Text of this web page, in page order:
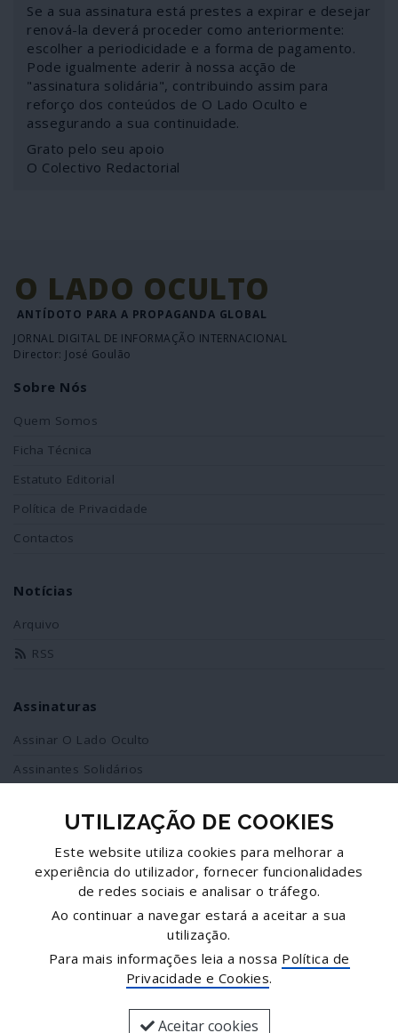
Se a sua assinatura está prestes a expirar e desejar
renová-la deverá proceder como anteriormente:
escolher a periodicidade e a forma de pagamento.
Pode igualmente aderir à nossa acção de
"assinatura solidária", contribuindo assim para
reforço dos conteúdos de O Lado Oculto e
assegurando a sua continuidade.
Grato pelo seu apoio
O Colectivo Redactorial
O LADO OCULTO
ANTÍDOTO PARA A PROPAGANDA GLOBAL
JORNAL DIGITAL DE INFORMAÇÃO INTERNACIONAL
Director: José Goulão
Sobre Nós
Quem Somos
Ficha Técnica
Estatuto Editorial
Política de Privacidade
Contactos
Notícias
Arquivo
RSS
Assinaturas
Assinar O Lado Oculto
Assinantes Solidários
Redes Sociais
Siga-nos no facebook
Twitter
UTILIZAÇÃO DE COOKIES
Este website utiliza cookies para melhorar a
experiência do utilizador, fornecer funcionalidades
de redes sociais e analisar o tráfego.
Ao continuar a navegar estará a aceitar a sua
utilização.
Para mais informações leia a nossa Política de
Privacidade e Cookies.
Aceitar cookies